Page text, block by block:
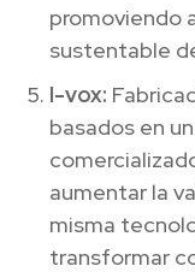
promoviendo
sustentable
I-vox:
basados en
aumentar la
misma
transformar